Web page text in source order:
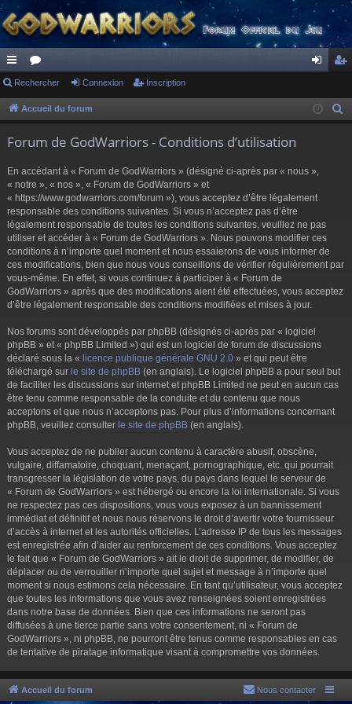
ac
co
s
or
u ne cri
Rechercher Connexion Inscription
Accueil du forum
Forum de GodWarriors - Conditions d’utilisation
En accédant à « Forum de GodWarriors » (désigné ci-après par « nous »,
« notre », « nos », « Forum de GodWarriors » et
« https://www.godwarriors.com/forum »), vous acceptez d’être légalement
responsable des conditions suivantes. Si vous n’acceptez pas d’être
légalement responsable de toutes les conditions suivantes, veuillez ne pas
utiliser et accéder à « Forum de GodWarriors ». Nous pouvons modifier ces
conditions à n’importe quel moment et nous essaierons de vous informer de
ces modifications, bien que nous vous conseillons de vérifier régulièrement par
vous-même. En effet, si vous continuez à participer à « Forum de
GodWarriors » après que des modifications aient été effectuées, vous acceptez
d’être légalement responsable des conditions modifiées et mises à jour.
Nos forums sont développés par phpBB (désignés ci-après par « logiciel
phpBB » et « phpBB Limited ») qui est un logiciel de forum de discussions
déclaré sous la « licence publique générale GNU 2.0 » et qui peut être
téléchargé sur le site de phpBB (en anglais). Le logiciel phpBB a pour seul but
de faciliter les discussions sur internet et phpBB Limited ne peut en aucun cas
être tenu comme responsable de la conduite et du contenu que nous
acceptons et que nous n’acceptons pas. Pour plus d’informations concernant
phpBB, veuillez consulter le site de phpBB (en anglais).
Vous acceptez de ne publier aucun contenu à caractère abusif, obscène,
vulgaire, diffamatoire, choquant, menaçant, pornographique, etc. qui pourrait
transgresser la législation de votre pays, du pays dans lequel le serveur de
« Forum de GodWarriors » est hébergé ou encore la loi internationale. Si vous
ne respectez pas ces dispositions, vous vous exposez à un bannissement
immédiat et définitif et nous nous réservons le droit d’avertir votre fournisseur
d’accès à internet et les autorités officielles. L’adresse IP de tous les messages
est enregistrée afin d’aider au renforcement de ces conditions. Vous acceptez
le fait que « Forum de GodWarriors » ait le droit de supprimer, de modifier, de
déplacer ou de verrouiller n’importe quel sujet et message à n’importe quel
moment si nous estimons cela nécessaire. En tant qu’utilisateur, vous acceptez
que toutes les informations que vous avez renseignées soient enregistrées
dans notre base de données. Bien que ces informations ne seront pas
diffusées à une tierce partie sans votre consentement, ni « Forum de
GodWarriors », ni phpBB, ne pourront être tenus comme responsables en cas
de tentative de piratage informatique visant à compromettre vos données.
Accueil du forum Nous contacter